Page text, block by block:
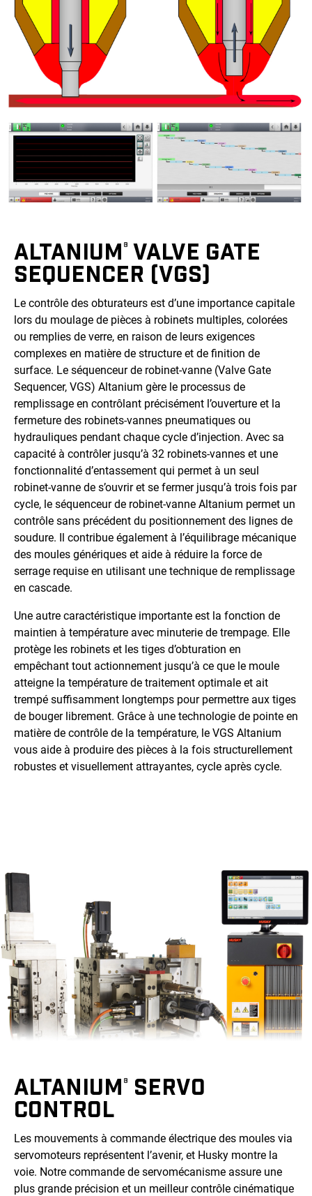
ALTANIUM ® VALVE GATE
SEQUENCER (VGS)
Le contrôle des obturateurs est d’une importance capitale
lors du moulage de pièces à robinets multiples, colorées
ou remplies de verre, en raison de leurs exigences
complexes en matière de structure et de finition de
surface. Le séquenceur de robinet-vanne (Valve Gate
Sequencer, VGS) Altanium gère le processus de
remplissage en contrôlant précisément l’ouverture et la
fermeture des robinets-vannes pneumatiques ou
hydrauliques pendant chaque cycle d’injection. Avec sa
capacité à contrôler jusqu’à 32 robinets-vannes et une
fonctionnalité d’entassement qui permet à un seul
robinet-vanne de s’ouvrir et se fermer jusqu’à trois fois par
cycle, le séquenceur de robinet-vanne Altanium permet un
contrôle sans précédent du positionnement des lignes de
soudure. Il contribue également à l’équilibrage mécanique
des moules génériques et aide à réduire la force de
serrage requise en utilisant une technique de remplissage
en cascade.
Une autre caractéristique importante est la fonction de
maintien à température avec minuterie de trempage. Elle
protège les robinets et les tiges d’obturation en
empêchant tout actionnement jusqu’à ce que le moule
atteigne la température de traitement optimale et ait
trempé suffisamment longtemps pour permettre aux tiges
de bouger librement. Grâce à une technologie de pointe en
matière de contrôle de la température, le VGS Altanium
vous aide à produire des pièces à la fois structurellement
robustes et visuellement attrayantes, cycle après cycle.
ALTANIUM ® SERVO
CONTROL
Les mouvements à commande électrique des moules via
servomoteurs représentent l’avenir, et Husky montre la
voie. Notre commande de servomécanisme assure une
plus grande précision et un meilleur contrôle cinématique